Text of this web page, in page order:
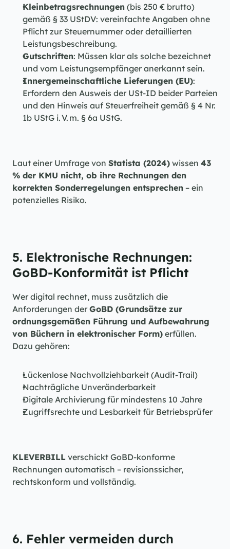
Kleinbetragsrechnungen (bis 250 € brutto)
gemäß § 33 UStDV: vereinfachte Angaben ohne
Pflicht zur Steuernummer oder detaillierten
Leistungsbeschreibung.
Gutschriften: Müssen klar als solche bezeichnet
und vom Leistungsempfänger anerkannt sein.
Innergemeinschaftliche Lieferungen (EU):
Erfordern den Ausweis der USt-ID beider Parteien
und den Hinweis auf Steuerfreiheit gemäß § 4 Nr.
1b UStG i. V. m. § 6a UStG.
Laut einer Umfrage von Statista (2024) wissen 43
% der KMU nicht, ob ihre Rechnungen den
korrekten Sonderregelungen entsprechen – ein
potenzielles Risiko.
5. Elektronische Rechnungen:
GoBD-Konformität ist Pflicht
Wer digital rechnet, muss zusätzlich die
Anforderungen der GoBD (Grundsätze zur
ordnungsgemäßen Führung und Aufbewahrung
von Büchern in elektronischer Form) erfüllen.
Dazu gehören:
Lückenlose Nachvollziehbarkeit (Audit-Trail)
Nachträgliche Unveränderbarkeit
Digitale Archivierung für mindestens 10 Jahre
Zugriffsrechte und Lesbarkeit für Betriebsprüfer
KLEVERBILL verschickt GoBD-konforme
Rechnungen automatisch – revisionssicher,
rechtskonform und vollständig.
6. Fehler vermeiden durch